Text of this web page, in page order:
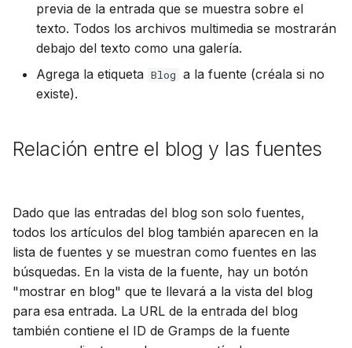
previa de la entrada que se muestra sobre el
texto. Todos los archivos multimedia se mostrarán
debajo del texto como una galería.
Agrega la etiqueta Blog a la fuente (créala si no
existe).
Relación entre el blog y las fuentes
Dado que las entradas del blog son solo fuentes,
todos los artículos del blog también aparecen en la
lista de fuentes y se muestran como fuentes en las
búsquedas. En la vista de la fuente, hay un botón
"mostrar en blog" que te llevará a la vista del blog
para esa entrada. La URL de la entrada del blog
también contiene el ID de Gramps de la fuente